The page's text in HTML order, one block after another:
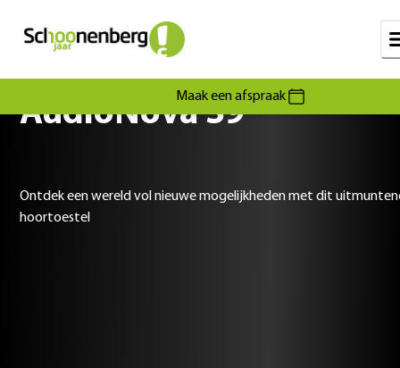
Maak een afspraak
AudioNova S9
Ontdek een wereld vol nieuwe mogelijkheden met dit
hoortoestel